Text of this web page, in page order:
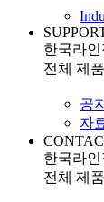
한국라인
전체 제
공
자
한국라인
전체 제